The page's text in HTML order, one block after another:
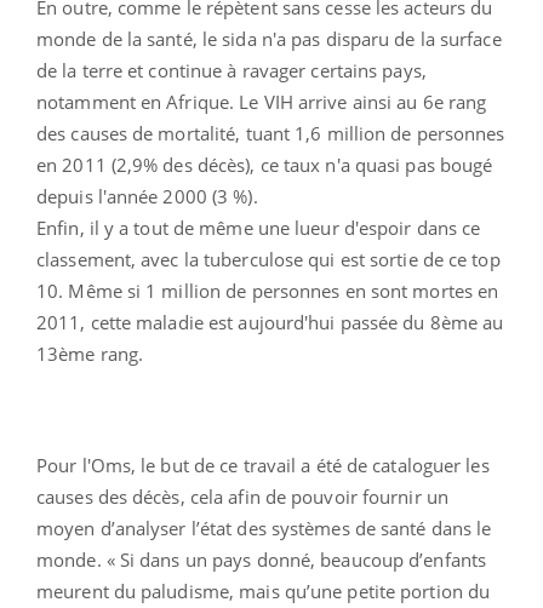
En outre, comme le répètent sans cesse les acteurs du
monde de la santé, le sida n'a pas disparu de la surface
de la terre et continue à ravager certains pays,
notamment en Afrique. Le VIH arrive ainsi au 6e rang
des causes de mortalité, tuant 1,6 million de personnes
en 2011 (2,9% des décès), ce taux n'a quasi pas bougé
depuis l'année 2000 (3 %).
Enfin, il y a tout de même une lueur d'espoir dans ce
classement, avec la tuberculose qui est sortie de ce top
10. Même si 1 million de personnes en sont mortes en
2011, cette maladie est aujourd'hui passée du 8ème au
13ème rang.
Pour l'Oms, le but de ce travail a été de cataloguer les
causes des décès, cela afin de pouvoir fournir un
moyen d’analyser l’état des systèmes de santé dans le
monde. « Si dans un pays donné, beaucoup d’enfants
meurent du paludisme, mais qu’une petite portion du